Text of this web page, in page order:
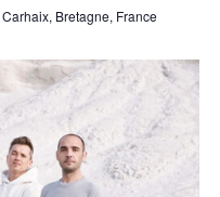
Carhaix, Bretagne, France